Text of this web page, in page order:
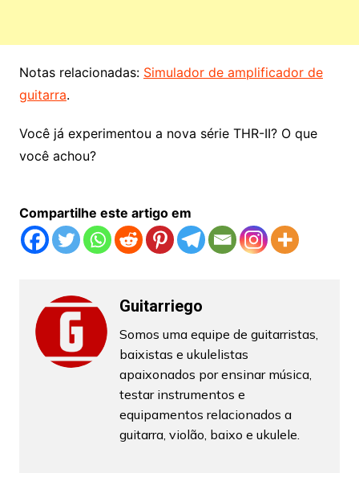
Notas relacionadas: Simulador de amplificador de
guitarra.
Você já experimentou a nova série THR-II? O que
você achou?
Compartilhe este artigo em
Guitarriego
Somos uma equipe de guitarristas,
baixistas e ukulelistas
apaixonados por ensinar música,
testar instrumentos e
equipamentos relacionados a
guitarra, violão, baixo e ukulele.